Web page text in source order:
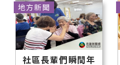
社區長輩們瞬間年
地方新聞